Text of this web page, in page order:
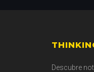
Descubre